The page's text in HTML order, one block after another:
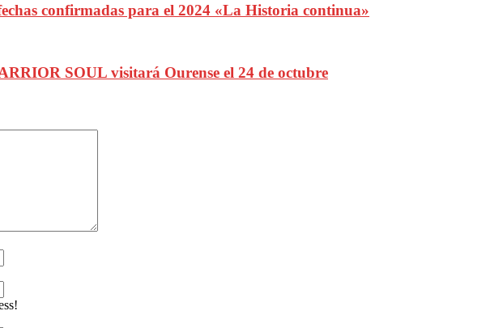
confirmadas para el 2024 «La Historia continua»
SOUL visitará Ourense el 24 de octubre